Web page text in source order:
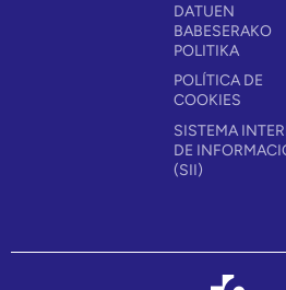
DATUEN
BABESERAKO
POLITIKA
POLÍTICA DE
COOKIES
SISTEMA
DE
(SII)